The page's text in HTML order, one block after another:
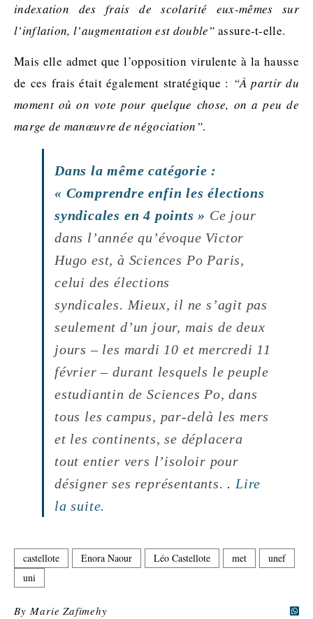
indexation des frais de scolarité eux-mêmes sur
l’inflation, l’augmentation est double” assure-t-elle.
Mais elle admet que l’opposition virulente à la hausse
de ces frais était également stratégique : “À partir du
moment où on vote pour quelque chose, on a peu de
marge de manœuvre de négociation”.
Dans la même catégorie :
« Comprendre enfin les élections
syndicales en 4 points » Ce jour
dans l’année qu’évoque Victor
Hugo est, à Sciences Po Paris,
celui des élections
syndicales. Mieux, il ne s’agit pas
seulement d’un jour, mais de deux
jours – les mardi 10 et mercredi 11
février – durant lesquels le peuple
estudiantin de Sciences Po, dans
tous les campus, par-delà les mers
et les continents, se déplacera
tout entier vers l’isoloir pour
désigner ses représentants. . Lire
la suite.
castellote Enora Naour Léo Castellote met
unef
uni
ByMarie Zafimehy